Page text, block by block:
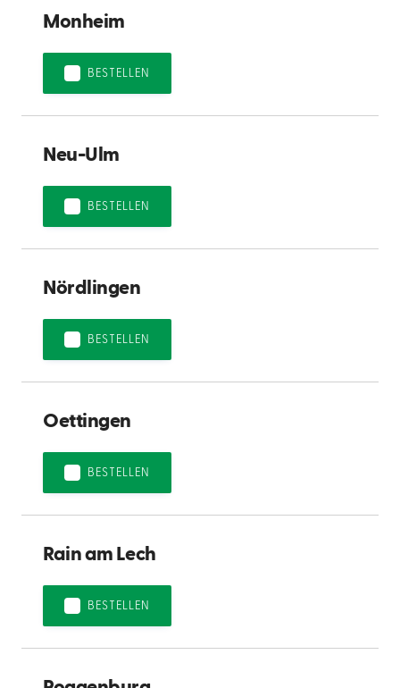
Monheim
BESTELLEN
Neu-Ulm
BESTELLEN
Nördlingen
BESTELLEN
Oettingen
BESTELLEN
Rain am Lech
BESTELLEN